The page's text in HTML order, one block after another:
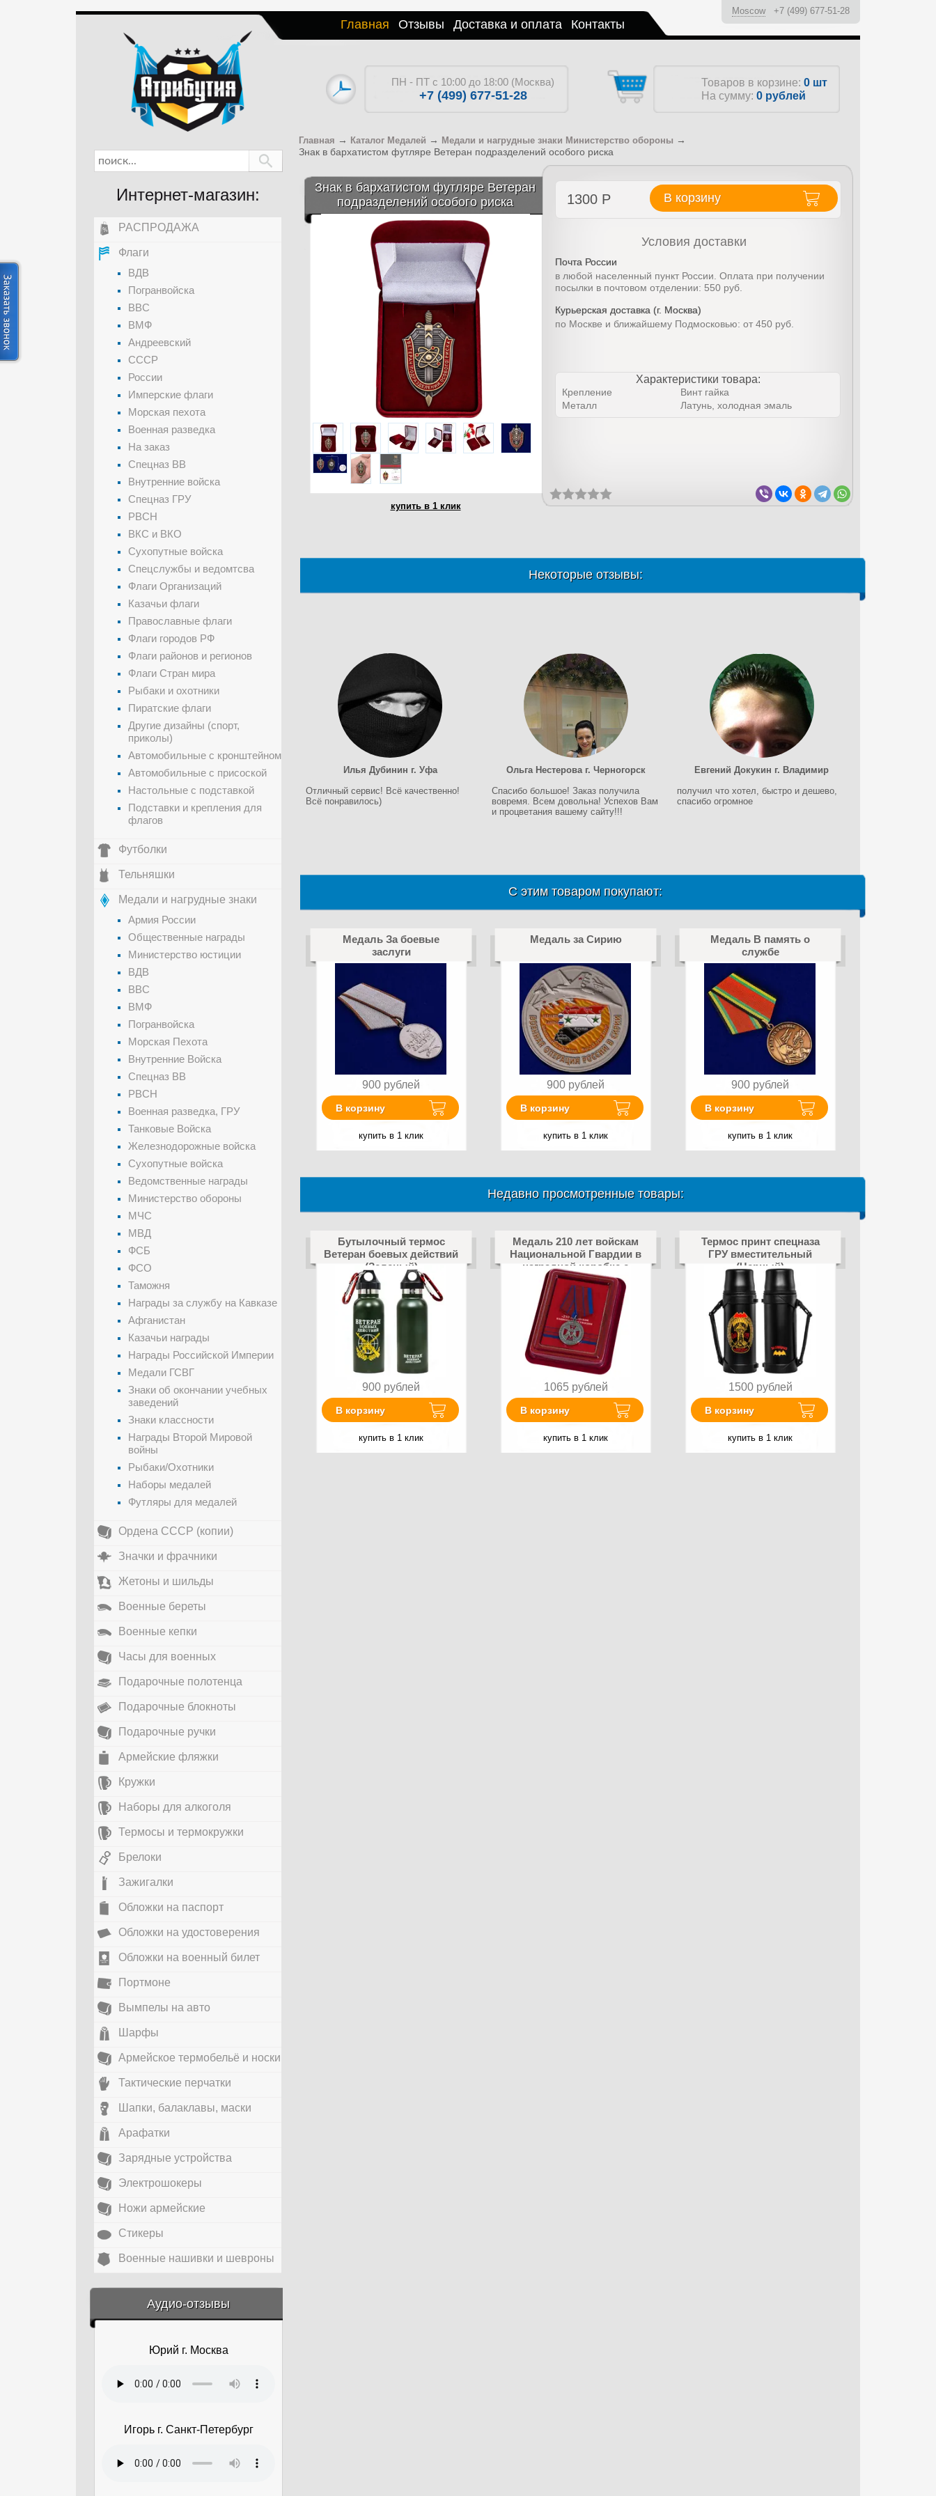
Главная Отзывы Доставка и оплата Контакты
Moscow +7 (499) 677-51-28
ПН - ПТ с 10:00 до 18:00 (Москва)
+7 (499) 677-51-28
Товаров в корзине: 0 шт
На сумму: 0 рублей
Главная → Каталог Медалей → Медали и нагрудные знаки Министерство обороны →
Знак в бархатистом футляре Ветеран подразделений особого риска
Знак в бархатистом футляре Ветеран
подразделений особого риска
1300 Р В корзину
купить в 1 клик
Условия доставки
Почта России
в любой населенный пункт России. Оплата при получении
посылки в почтовом отделении: 550 руб.
Курьерская доставка (г. Москва)
по Москве и ближайшему Подмосковью: от 450 руб.
Характеристики товара:
Крепление
Винт гайка
Металл
Латунь, холодная эмаль
Некоторые отзывы:
Илья Дубинин г. Уфа
Отличный сервис! Всё качественно!
Всё понравилось)
Ольга Нестерова г. Черногорск
Спасибо большое! Заказ получила
вовремя. Всем довольна! Успехов Вам
и процветания вашему сайту!!!
Евгений Докукин г. Владимир
получил что хотел, быстро и дешево,
спасибо огромное
С этим товаром покупают:
Медаль За боевые
заслуги
900 рублей
В корзину
купить в 1 клик
Медаль за Сирию
900 рублей
В корзину
купить в 1 клик
Медаль В память о
службе
900 рублей
В корзину
купить в 1 клик
Недавно просмотренные товары:
Бутылочный термос
Ветеран боевых действий
(Зеленый)
900 рублей
В корзину
купить в 1 клик
Медаль 210 лет войскам
Национальной Гвардии в
наградной коробке с
удостоверением в
комплекте
1065 рублей
В корзину
купить в 1 клик
Термос принт спецназа
ГРУ вместительный
(Черный)
1500 рублей
В корзину
купить в 1 клик
Интернет-магазин:
РАСПРОДАЖА
Флаги
ВДВ
Погранвойска
ВВС
ВМФ
Андреевский
СССР
России
Имперские флаги
Морская пехота
Военная разведка
На заказ
Спецназ ВВ
Внутренние войска
Спецназ ГРУ
РВСН
ВКС и ВКО
Сухопутные войска
Спецслужбы и ведомтсва
Флаги Организаций
Казачьи флаги
Православные флаги
Флаги городов РФ
Флаги районов и регионов
Флаги Стран мира
Рыбаки и охотники
Пиратские флаги
Другие дизайны (спорт,
приколы)
Автомобильные с кронштейном
Автомобильные с присоской
Настольные с подставкой
Подставки и крепления для
флагов
Футболки
Тельняшки
Медали и нагрудные знаки
Армия России
Общественные награды
Министерство юстиции
ВДВ
ВВС
ВМФ
Погранвойска
Морская Пехота
Внутренние Войска
Спецназ ВВ
РВСН
Военная разведка, ГРУ
Танковые Войска
Железнодорожные войска
Сухопутные войска
Ведомственные награды
Министерство обороны
МЧС
МВД
ФСБ
ФСО
Таможня
Награды за службу на Кавказе
Афганистан
Казачьи награды
Награды Российской Империи
Медали ГСВГ
Знаки об окончании учебных
заведений
Знаки классности
Награды Второй Мировой
войны
Рыбаки/Охотники
Наборы медалей
Футляры для медалей
Ордена СССР (копии)
Значки и фрачники
Жетоны и шильды
Военные береты
Военные кепки
Часы для военных
Подарочные полотенца
Подарочные блокноты
Подарочные ручки
Армейские фляжки
Кружки
Наборы для алкоголя
Термосы и термокружки
Брелоки
Зажигалки
Обложки на паспорт
Обложки на удостоверения
Обложки на военный билет
Портмоне
Вымпелы на авто
Шарфы
Армейское термобельё и носки
Тактические перчатки
Шапки, балаклавы, маски
Арафатки
Зарядные устройства
Электрошокеры
Ножи армейские
Стикеры
Военные нашивки и шевроны
Аудио-отзывы
&amp;nbsp;
Юрий г. Москва
Игорь г. Санкт-Петербург